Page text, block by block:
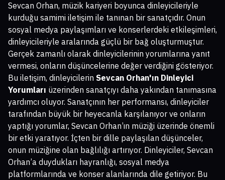
Sevcan Orhan, müzik kariyeri boyunca dinleyicileriyle
kurduğu samimi iletişim ile tanınan bir sanatçıdır. Onun
sosyal medya paylaşımları ve konserlerdeki etkileşimleri,
dinleyicileriyle aralarında güçlü bir bağ oluşturmuştur.
Gerçek zamanlı olarak dinleyicilerinin yorumlarına yanıt
vermesi, onların düşüncelerine değer verdiğini gösteriyor.
Bu iletişim, dinleyicilerin Sevcan Orhan'ın Dinleyici
Yorumları üzerinden sanatçıyı daha yakından tanımasına
yardımcı oluyor. Sanatçının her performansı, dinleyiciler
tarafından büyük bir heyecanla karşılanıyor ve onların
yaptığı yorumlar, Sevcan Orhan’ın müziği üzerinde önemli
bir etki yaratıyor. İçten bir dille paylaşılan düşünceler,
onun müziğine olan bağlılığı artırıyor. Dinleyiciler, Sevcan
Orhan’a duydukları hayranlığı, sosyal medya
platformlarında ve konser alanlarında dile getiriyor. Bu